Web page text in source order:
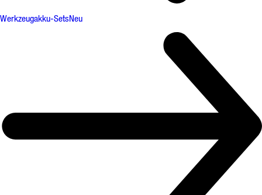
Werkzeugakku-SetsNeu